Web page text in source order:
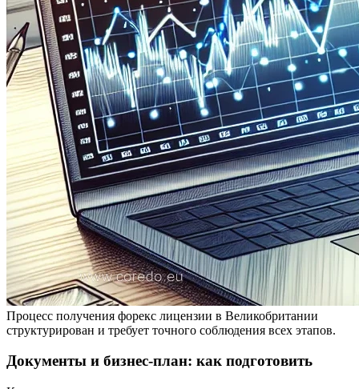
Процесс получения форекс лицензии в Великобритании
структурирован и требует точного соблюдения всех этапов.
Документы и бизнес-план: как подготовить